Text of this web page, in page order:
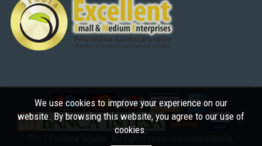
©
We use cookies to improve your experience on our
website. By browsing this website, you agree to our use of
cookies.